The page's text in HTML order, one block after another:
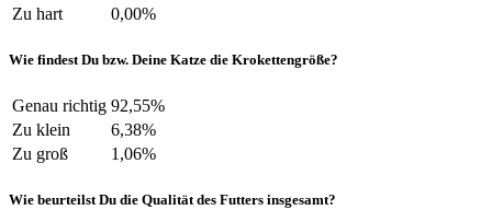
Zu hart
0,00%
Wie findest Du bzw. Deine Katze die Krokettengröße?
Genau richtig 92,55%
Zu klein
6,38%
Zu groß
1,06%
Wie beurteilst Du die Qualität des Futters insgesamt?